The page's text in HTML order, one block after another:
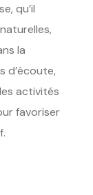
qu’il
la
d’écoute,
activités
favoriser